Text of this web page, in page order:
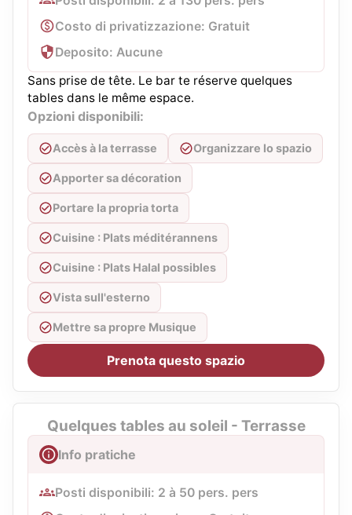
Costo di privatizzazione: Gratuit
Deposito: Aucune
Sans prise de tête. Le bar te réserve quelques
tables dans le même espace.
Opzioni disponibili:
Accès à la terrasse Organizzare lo spazio
Apporter sa décoration
Portare la propria torta
Cuisine : Plats méditérannens
Cuisine : Plats Halal possibles
Vista sull'esterno
Mettre sa propre Musique
Prenota questo spazio
Quelques tables au soleil - Terrasse
Info pratiche
Posti disponibili: 2 à 50 pers. pers